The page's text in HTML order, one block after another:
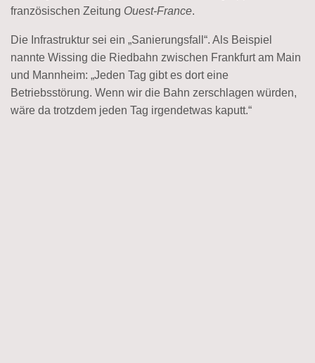
französischen Zeitung Ouest-France.
Die Infrastruktur sei ein „Sanierungsfall“. Als Beispiel
nannte Wissing die Riedbahn zwischen Frankfurt am Main
und Mannheim: „Jeden Tag gibt es dort eine
Betriebsstörung. Wenn wir die Bahn zerschlagen würden,
wäre da trotzdem jeden Tag irgendetwas kaputt.“